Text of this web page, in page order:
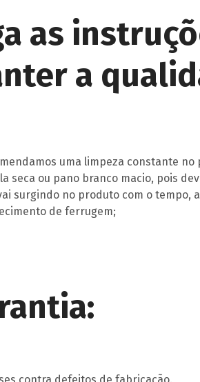
as
a
uma limpeza constante
seca ou pano branco macio, pois
surgindo no produto com o tempo,
de ferrugem;